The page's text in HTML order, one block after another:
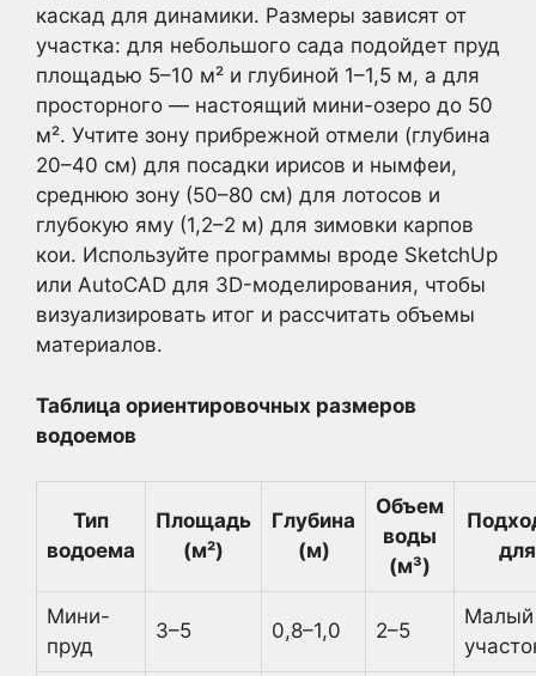
каскад для динамики. Размеры зависят от
участка: для небольшого сада подойдет пруд
площадью 5–10 м² и глубиной 1–1,5 м, а для
просторного — настоящий мини-озеро до 50
м². Учтите зону прибрежной отмели (глубина
20–40 см) для посадки ирисов и нымфеи,
среднюю зону (50–80 см) для лотосов и
глубокую яму (1,2–2 м) для зимовки карпов
кои. Используйте программы вроде SketchUp
или AutoCAD для 3D-моделирования, чтобы
визуализировать итог и рассчитать объемы
материалов.
Таблица ориентировочных размеров
водоемов
Тип
водоема
Площадь
(м²)
Глубина
(м)
Объем
воды
(м³)
для
Мини-
пруд
3–5 0,8–1,0 2–5
Малый